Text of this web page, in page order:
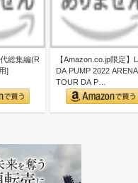
総集編(R
]
【Amazon.co.jp限定】
DA PUMP 2022 ARENA
TOUR DA P…